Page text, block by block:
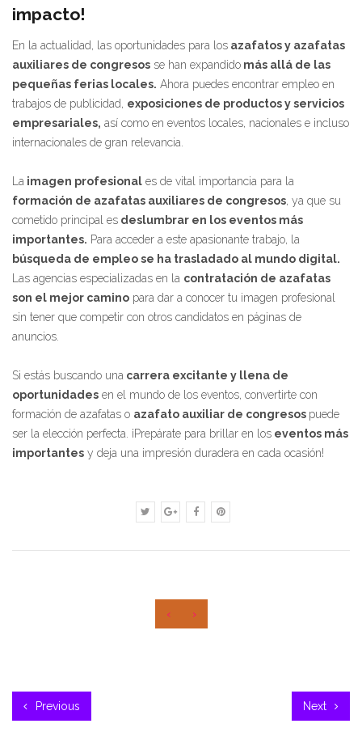
impacto!
En la actualidad, las oportunidades para los azafatos y azafatas
auxiliares de congresos se han expandido más allá de las
pequeñas ferias locales. Ahora puedes encontrar empleo en
trabajos de publicidad, exposiciones de productos y servicios
empresariales, así como en eventos locales, nacionales e incluso
internacionales de gran relevancia.
La imagen profesional es de vital importancia para la
formación de azafatas auxiliares de congresos, ya que su
cometido principal es deslumbrar en los eventos más
importantes. Para acceder a este apasionante trabajo, la
búsqueda de empleo se ha trasladado al mundo digital.
Las agencias especializadas en la contratación de azafatas
son el mejor camino para dar a conocer tu imagen profesional
sin tener que competir con otros candidatos en páginas de
anuncios.
Si estás buscando una carrera excitante y llena de
oportunidades en el mundo de los eventos, convertirte con
formación de azafatas o azafato auxiliar de congresos puede
ser la elección perfecta. ¡Prepárate para brillar en los eventos más
importantes y deja una impresión duradera en cada ocasión!
‹ ›
Previous Next